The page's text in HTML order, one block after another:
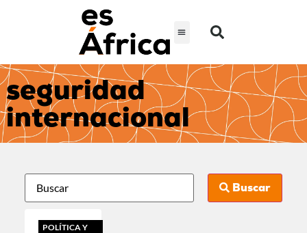
seguridad
internacional
Buscar
POLÍTICA Y